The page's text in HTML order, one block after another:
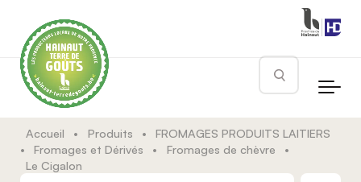
Rechercher
Accueil • Produits •
FROMAGES PRODUITS LAITIERS
•
Fromages et Dérivés • Fromages de chèvre
•
Le Cigalon